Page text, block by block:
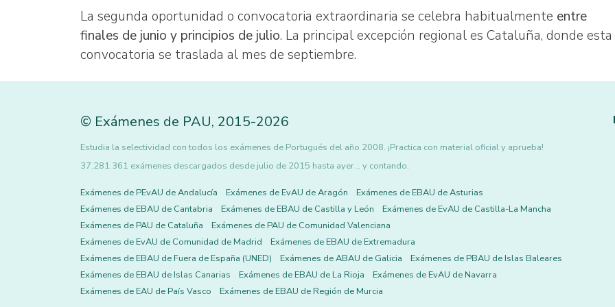
La segunda oportunidad o convocatoria extraordinaria se celebra habitualmente entre
finales de junio y principios de julio. La principal excepción regional es Cataluña, donde esta
convocatoria se traslada al mes de septiembre.
© Exámenes de PAU, 2015-2026
Estudia la selectividad con todos los exámenes de Portugués del año 2008. ¡Practica con material oficial y aprueba!
37.281.361 exámenes descargados desde julio de 2015 hasta ayer... y contando.
Exámenes de PEvAU de Andalucía Exámenes de EvAU de Aragón
Exámenes de EBAU de Asturias
Exámenes de EBAU de Cantabria
Exámenes de EBAU de Castilla y León
Exámenes de EvAU de Castilla-La Mancha
Exámenes de PAU de Cataluña
Exámenes de PAU de Comunidad Valenciana
Exámenes de EvAU de Comunidad de Madrid
Exámenes de EBAU de Extremadura
Exámenes de EBAU de Fuera de España (UNED)
Exámenes de ABAU de Galicia
Exámenes de PBAU de Islas Baleares
Exámenes de EBAU de Islas Canarias
Exámenes de EBAU de La Rioja
Exámenes de EvAU de Navarra
Exámenes de EAU de País Vasco
Exámenes de EBAU de Región de Murcia